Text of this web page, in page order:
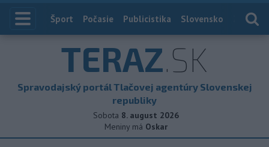
Index
Šport Počasie Publicistika Slovensko
TERAZ.SK
Spravodajský portál Tlačovej agentúry Slovenskej
republiky
Sobota 8. august 2026
Meniny má Oskar